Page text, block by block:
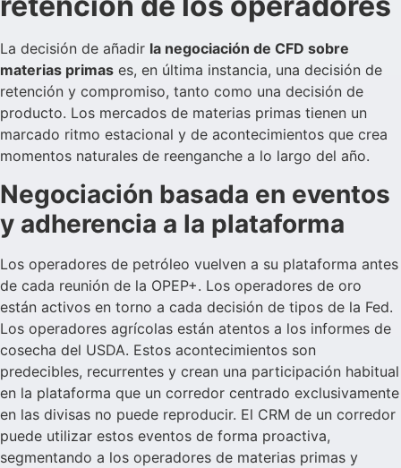
La decisión de añadir la negociación de CFD sobre
materias primas es, en última instancia, una decisión de
retención y compromiso, tanto como una decisión de
producto. Los mercados de materias primas tienen un
marcado ritmo estacional y de acontecimientos que crea
momentos naturales de reenganche a lo largo del año.
Negociación basada en eventos
y adherencia a la plataforma
Los operadores de petróleo vuelven a su plataforma antes
de cada reunión de la OPEP+. Los operadores de oro
están activos en torno a cada decisión de tipos de la Fed.
Los operadores agrícolas están atentos a los informes de
cosecha del USDA. Estos acontecimientos son
predecibles, recurrentes y crean una participación habitual
en la plataforma que un corredor centrado exclusivamente
en las divisas no puede reproducir. El CRM de un corredor
puede utilizar estos eventos de forma proactiva,
segmentando a los operadores de materias primas y